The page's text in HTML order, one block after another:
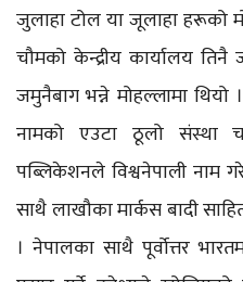
जुलाहा टोल या जूलाहा हरूको
चौमको केन्द्रीय कार्यालय
जमुनैबाग भन्ने मोहल्लामा
नामको एउटा ठूलो संस्था
पब्लिकेशनले विश्वनेपाली नाम
साथै लाखौका मार्कस बादी
। नेपालका साथै पूर्वोत्तर